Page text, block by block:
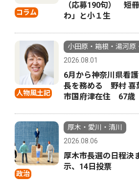
コラム
（応募190句） 短
わ」と小１生
人物風土記
小田原・箱根・湯河原
2026.08.01
6月から神奈川県看
長を務める 野村
市国府津在住 67歳
政治
厚木・愛川・清川
2026.08.06
厚木市長選の日程
示、14日投票